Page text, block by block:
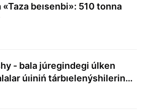
beısenbi»: 510 tonna
- bala júregindegi úlken
úıiniń tárbıelenýshilerine